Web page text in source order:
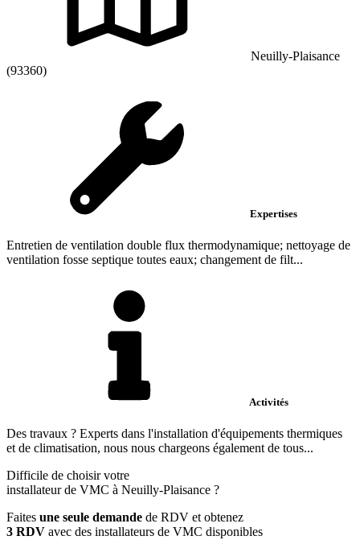
Neuilly-Plaisance
(93360)
Expertises
Entretien de ventilation double flux thermodynamique; nettoyage de
ventilation fosse septique toutes eaux; changement de filt...
Activités
Des travaux ? Experts dans l'installation d'équipements thermiques
et de climatisation, nous nous chargeons également de tous...
Difficile de choisir votre
installateur de VMC à Neuilly-Plaisance ?
Faites une seule demande de RDV et obtenez
3 RDV avec des installateurs de VMC disponibles